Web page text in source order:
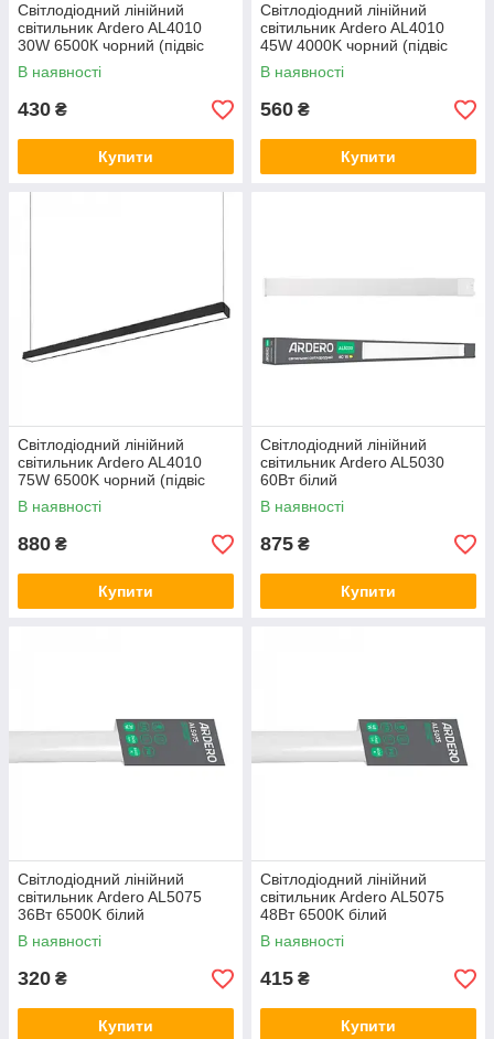
Світлодіодний лінійний
світильник Ardero AL4010
30W 6500К чорний (підвіс
1m)
В наявності
430 ₴
Купити
Світлодіодний лінійний
світильник Ardero AL4010
45W 4000K чорний (підвіс
1m)
В наявності
560 ₴
Купити
Світлодіодний лінійний
світильник Ardero AL4010
75W 6500K чорний (підвіс
1m)
В наявності
880 ₴
Купити
Світлодіодний лінійний
світильник Ardero AL5030
60Вт білий
В наявності
875 ₴
Купити
Світлодіодний лінійний
світильник Ardero AL5075
36Вт 6500K білий
В наявності
320 ₴
Купити
Світлодіодний лінійний
світильник Ardero AL5075
48Вт 6500K білий
В наявності
415 ₴
Купити